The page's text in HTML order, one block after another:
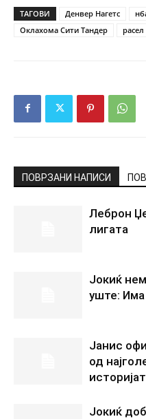
ТАГОВИ Денвер Нагетс
Оклахома Сити Тандер
ПОВРЗАНИ НАПИСИ
Леброн
лигата
Јокиќ
уште:
Јанис
од
Јокиќ